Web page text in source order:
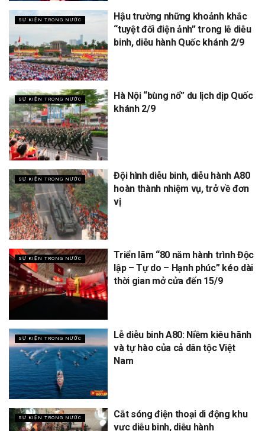
SỰ KIỆN TRONG NƯỚC
Hậu trường những khoảnh khắc
“tuyệt đối điện ảnh” trong lễ diễu
binh, diễu hành Quốc khánh 2/9
SỰ KIỆN TRONG NƯỚC
Hà Nội “bùng nổ” du lịch dịp Quốc
khánh 2/9
SỰ KIỆN TRONG NƯỚC
Đội hình diễu binh, diễu hành A80
hoàn thành nhiệm vụ, trở về đơn
vị
SỰ KIỆN TRONG NƯỚC
Triển lãm “80 năm hành trình Độc
lập – Tự do – Hạnh phúc” kéo dài
thời gian mở cửa đến 15/9
SỰ KIỆN TRONG NƯỚC
Lễ diễu binh A80: Niềm kiêu hãnh
và tự hào của cả dân tộc Việt
Nam
SỰ KIỆN TRONG NƯỚC
Cắt sóng điện thoại di động khu
vực diễu binh, diễu hành